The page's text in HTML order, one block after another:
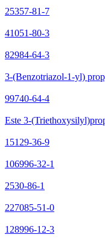
25357-81-7
41051-80-3
82984-64-3
3-(Benzotriazol-1-yl)
99740-64-4
Este 3-
15129-36-9
106996-32-1
2530-86-1
227085-51-0
128996-12-3